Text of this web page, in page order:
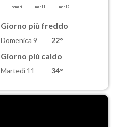
domani mar 11 mer 12
Giorno più freddo
Domenica 9 22°
Giorno più caldo
Martedì 11 34°